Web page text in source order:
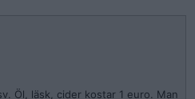
Öl, läsk, cider kostar 1 euro. Man